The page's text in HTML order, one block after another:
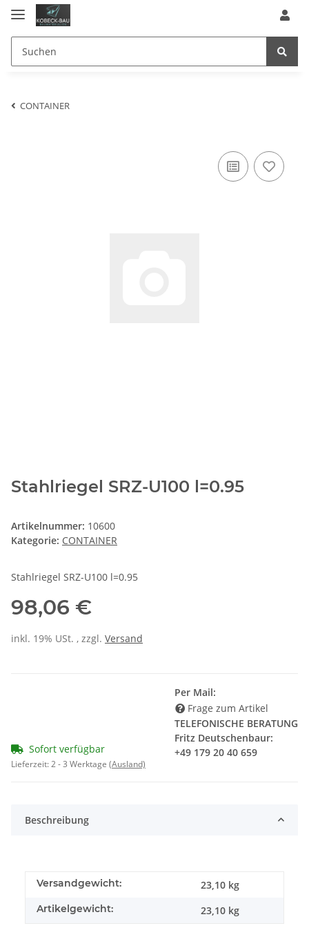
CONTAINER
Stahlriegel SRZ-U100 l=0.95
Artikelnummer: 10600
Kategorie: CONTAINER
Stahlriegel SRZ-U100 l=0.95
98,06 €
inkl. 19% USt. , zzgl. Versand
Sofort verfügbar
Lieferzeit:2 - 3 Werktage (Ausland)
Per Mail:
Frage zum Artikel
TELEFONISCHE BERATUNG
Fritz Deutschenbaur:
+49 179 20 40 659
Beschreibung
Versandgewicht: 23,10 kg
Artikelgewicht: 23,10 kg